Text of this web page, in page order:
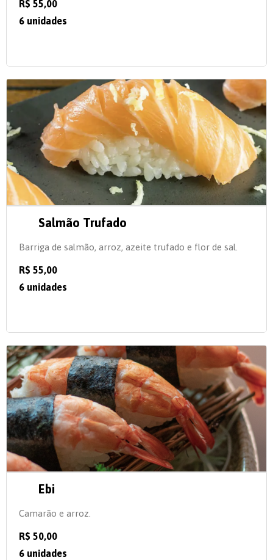
R$ 55,00
6 unidades
Salmão Trufado
Barriga de salmão, arroz, azeite trufado e flor de sal.
R$ 55,00
6 unidades
Ebi
Camarão e arroz.
R$ 50,00
6 unidades